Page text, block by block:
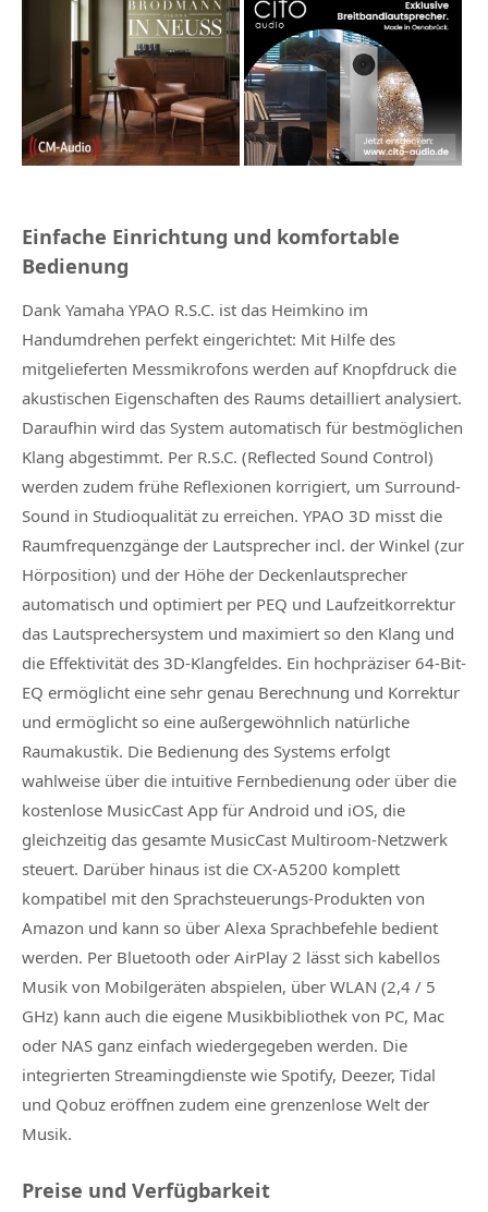
Einfache Einrichtung und komfortable
Bedienung
Dank Yamaha YPAO R.S.C. ist das Heimkino im
Handumdrehen perfekt eingerichtet: Mit Hilfe des
mitgelieferten Messmikrofons werden auf Knopfdruck die
akustischen Eigenschaften des Raums detailliert analysiert.
Daraufhin wird das System automatisch für bestmöglichen
Klang abgestimmt. Per R.S.C. (Reflected Sound Control)
werden zudem frühe Reflexionen korrigiert, um Surround-
Sound in Studioqualität zu erreichen. YPAO 3D misst die
Raumfrequenzgänge der Lautsprecher incl. der Winkel (zur
Hörposition) und der Höhe der Deckenlautsprecher
automatisch und optimiert per PEQ und Laufzeitkorrektur
das Lautsprechersystem und maximiert so den Klang und
die Effektivität des 3D-Klangfeldes. Ein hochpräziser 64-Bit-
EQ ermöglicht eine sehr genau Berechnung und Korrektur
und ermöglicht so eine außergewöhnlich natürliche
Raumakustik. Die Bedienung des Systems erfolgt
wahlweise über die intuitive Fernbedienung oder über die
kostenlose MusicCast App für Android und iOS, die
gleichzeitig das gesamte MusicCast Multiroom-Netzwerk
steuert. Darüber hinaus ist die CX-A5200 komplett
kompatibel mit den Sprachsteuerungs-Produkten von
Amazon und kann so über Alexa Sprachbefehle bedient
werden. Per Bluetooth oder AirPlay 2 lässt sich kabellos
Musik von Mobilgeräten abspielen, über WLAN (2,4 / 5
GHz) kann auch die eigene Musikbibliothek von PC, Mac
oder NAS ganz einfach wiedergegeben werden. Die
integrierten Streamingdienste wie Spotify, Deezer, Tidal
und Qobuz eröffnen zudem eine grenzenlose Welt der
Musik.
Preise und Verfügbarkeit